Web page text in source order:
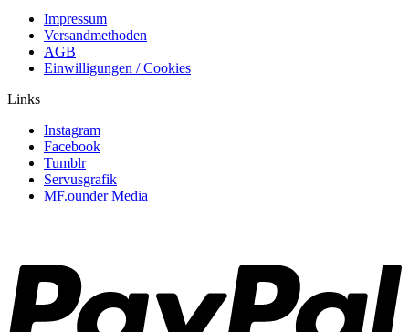
Impressum
Versandmethoden
AGB
Einwilligungen / Cookies
Links
Instagram
Facebook
Tumblr
Servusgrafik
MF.ounder Media